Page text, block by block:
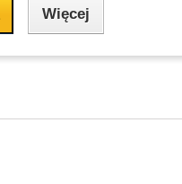
Więcej